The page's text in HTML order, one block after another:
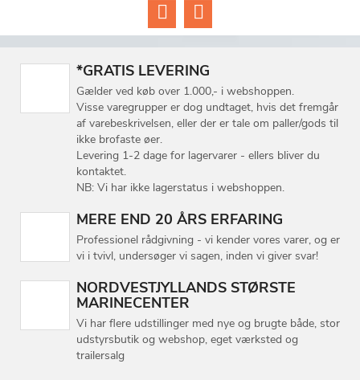
*GRATIS LEVERING
Gælder ved køb over 1.000,- i webshoppen.
Visse varegrupper er dog undtaget, hvis det fremgår
af varebeskrivelsen, eller der er tale om paller/gods til
ikke brofaste øer.
Levering 1-2 dage for lagervarer - ellers bliver du
kontaktet.
NB: Vi har ikke lagerstatus i webshoppen.
MERE END 20 ÅRS ERFARING
Professionel rådgivning - vi kender vores varer, og er
vi i tvivl, undersøger vi sagen, inden vi giver svar!
NORDVESTJYLLANDS STØRSTE
MARINECENTER
Vi har flere udstillinger med nye og brugte både, stor
udstyrsbutik og webshop, eget værksted og
trailersalg